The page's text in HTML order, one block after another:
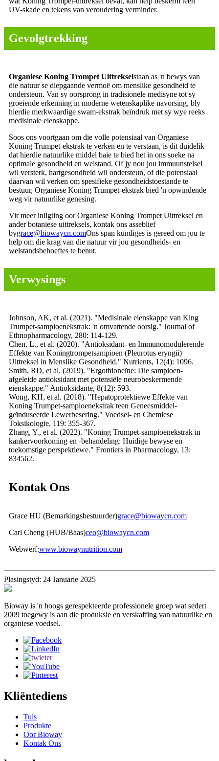
UV-skade en tekens van veroudering verminder.
Gevolgtrekking
Organiese Koning Trompet Uittrekselstaan ​​as 'n bewys van
die natuur se diepgaande vermoë om menslike gesondheid te
ondersteun. Van sy oorsprong in tradisionele medisyne tot sy
groeiende erkenning in moderne wetenskaplike navorsing, bly
hierdie merkwaardige swam-ekstrak beïndruk met sy wye reeks
medisinale eienskappe.
Soos ons voortgaan om die volle potensiaal van Organiese
Koning Trumpet-ekstrak te verken en te verstaan, is dit duidelik
dat hierdie natuurlike middel baie te bied het in ons soeke na
optimale gesondheid en welstand. Of jy nou jou immuunstelsel
wil versterk, hartgesondheid wil ondersteun, of die potensiaal
daarvan wil verken om spesifieke gesondheidstoestande te
bestuur, Organiese Koning Trumpet-ekstrak bied 'n opwindende
weg vir natuurlike genesing.
Vir meer inligting oor Organiese Koning Trompet Uittreksel en
ander botaniese uittreksels, kontak ons ​​​​asseblief
bygrace@biowaycn.comOns span kundiges is gereed om jou te
help om die krag van die natuur vir jou gesondheids- en
welstandsbehoeftes te benut.
Verwysings
Johnson, AK, et al. (2021). "Medisinale eienskappe van King
Trumpet-sampioenekstrak: 'n omvattende oorsig." Journal of
Ethnopharmacology, 280: 114-129.
Chen, L., et al. (2020). "Antioksidant- en Immunomodulerende
Effekte van Koningtrompetsampioen (Pleurotus eryngii)
Uittreksel in Menslike Gesondheid." Nutrients, 12(4): 1096.
Smith, RD, et al. (2019). "Ergothioneïne: Die sampioen-
afgeleide antioksidant met potensiële neurobeskermende
eienskappe." Antioksidante, 8(12): 593.
Wong, KH, et al. (2018). "Hepatoprotektiewe Effekte van
Koning Trumpet-sampioenekstrak teen Geneesmiddel-
geïnduseerde Lewerbesering." Voedsel- en Chemiese
Toksikologie, 119: 355-367.
Zhang, Y., et al. (2022). "Koning Trumpet-sampioenekstrak in
kankervoorkoming en -behandeling: Huidige bewyse en
toekomstige perspektiewe." Frontiers in Pharmacology, 13:
834562.
Kontak Ons
Grace HU (Bemarkingsbestuurder)grace@biowaycn.com
Carl Cheng (HUB/Baas)ceo@biowaycn.com
Webwerf:www.biowaynutrition.com
Plasingstyd: 24 Januarie 2025
Bioway is 'n hoogs gerespekteerde professionele groep wat sedert
2009 toegewy is aan die produksie en verskaffing van natuurlike en
organiese voedsel.
Kliëntediens
Tuis
Produkte
Oor Bioway
Kontak Ons